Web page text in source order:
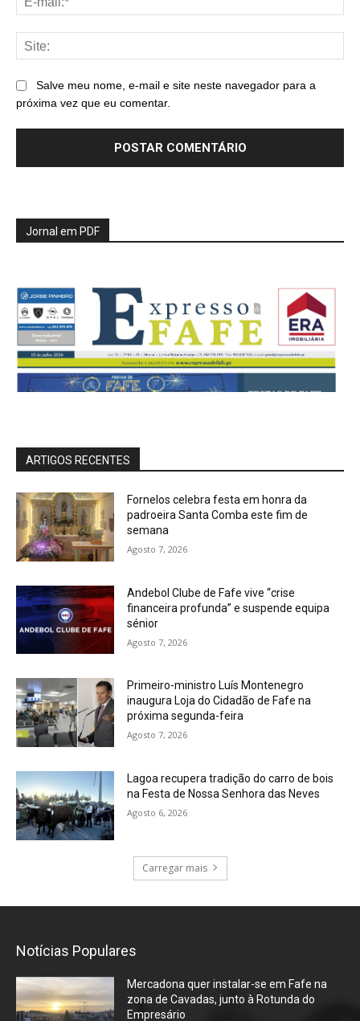
Salve meu nome, e-mail e site neste navegador para a
próxima vez que eu comentar.
Jornal em PDF
ARTIGOS RECENTES
Fornelos celebra festa em honra da
padroeira Santa Comba este fim de
semana
Agosto 7, 2026
Andebol Clube de Fafe vive “crise
financeira profunda” e suspende equipa
sénior
Agosto 7, 2026
Primeiro-ministro Luís Montenegro
inaugura Loja do Cidadão de Fafe na
próxima segunda-feira
Agosto 7, 2026
Lagoa recupera tradição do carro de bois
na Festa de Nossa Senhora das Neves
Agosto 6, 2026
Carregar mais
Notícias Populares
Mercadona quer instalar-se em Fafe na
zona de Cavadas, junto à Rotunda do
Empresário